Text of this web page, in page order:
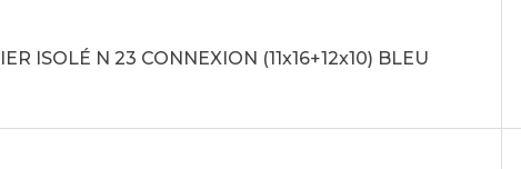
ISOLÉ N 23 CONNEXION (11x16+12x10) BLEU